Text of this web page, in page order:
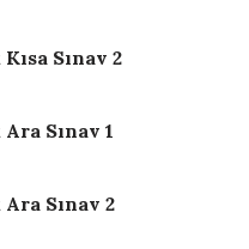
Sınav 2
Sınav 1
Sınav 2